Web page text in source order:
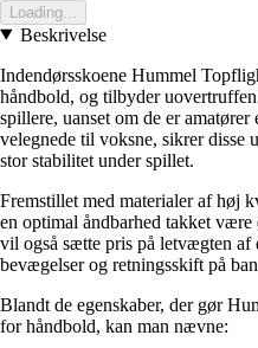
Loading...
Beskrivelse
Indendørsskoene Hummel
håndbold, og tilbyder
spillere, uanset om de er
velegnede til voksne, sikrer disse
stor stabilitet under spillet.
Fremstillet med materialer af høj
en optimal åndbarhed takket
vil også sætte pris på letvægten af
bevægelser og retningsskift på
Blandt de egenskaber, der gør
for håndbold, kan man nævne: